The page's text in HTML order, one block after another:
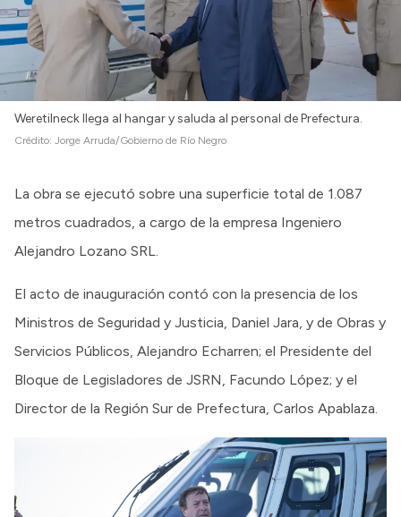
Weretilneck llega al hangar y saluda al personal de Prefectura.
Crédito: Jorge Arruda/Gobierno de Río Negro
La obra se ejecutó sobre una superficie total de 1.087
metros cuadrados, a cargo de la empresa Ingeniero
Alejandro Lozano SRL.
El acto de inauguración contó con la presencia de los
Ministros de Seguridad y Justicia, Daniel Jara, y de Obras y
Servicios Públicos, Alejandro Echarren; el Presidente del
Bloque de Legisladores de JSRN, Facundo López; y el
Director de la Región Sur de Prefectura, Carlos Apablaza.